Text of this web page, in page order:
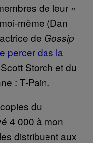
de leur «
même (Dan
de Gossip
percer das la
Storch et du
: T-Pain.
du
4 000 à mon
distribuent aux